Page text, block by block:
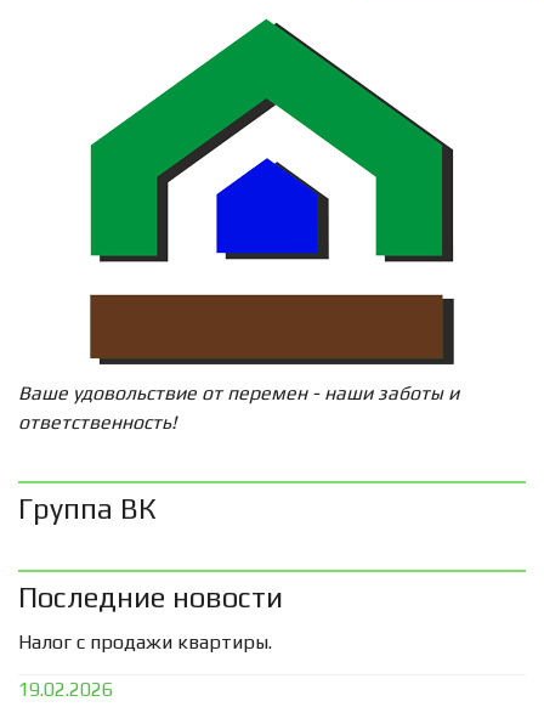
Ваше удовольствие от перемен - наши заботы и
ответственность!
Группа ВК
Последние новости
Налог с продажи квартиры.
19.02.2026